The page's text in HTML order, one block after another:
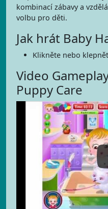
kombinací zábavy a
volbu pro děti.
Jak hrát Baby
Klikněte nebo
Video
Puppy Care